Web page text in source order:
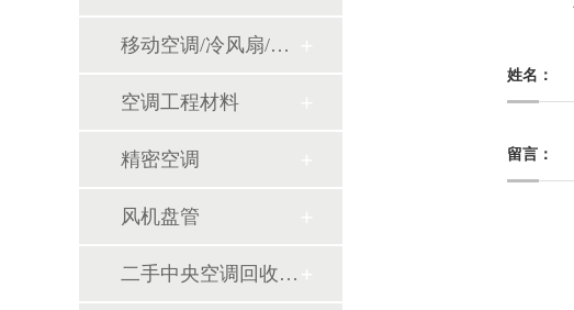
移动空调/冷风扇/风幕机
空调工程材料
精密空调
风机盘管
二手中央空调回收销售
姓名：
留言：